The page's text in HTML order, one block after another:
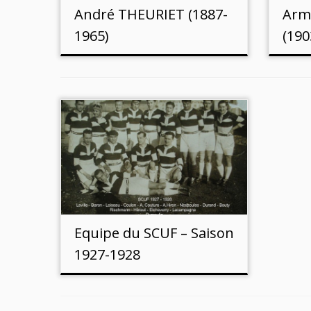
André THEURIET (1887-
1965)
Equipe du SCUF – Saison
1927-1928